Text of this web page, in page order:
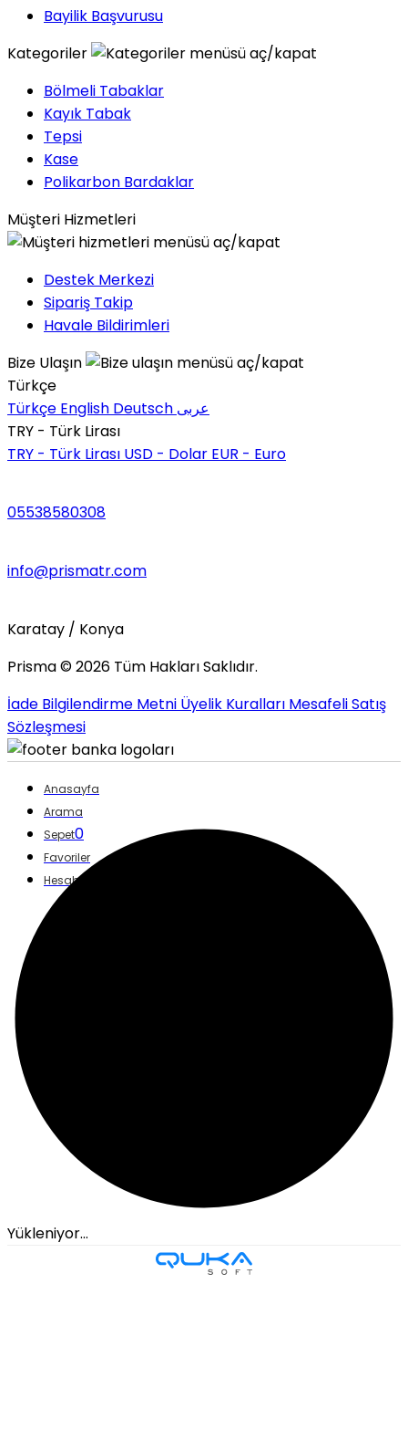
Bayilik Başvurusu
Kategoriler
Bölmeli Tabaklar
Kayık Tabak
Tepsi
Kase
Polikarbon Bardaklar
Müşteri Hizmetleri
Destek Merkezi
Sipariş Takip
Havale Bildirimleri
Bize Ulaşın
Türkçe
Türkçe English Deutsch عربى
TRY - Türk Lirası
TRY - Türk Lirası USD - Dolar EUR - Euro
05538580308
info@prismatr.com
Karatay / Konya
Prisma ©2026 Tüm Hakları Saklıdır.
İade Bilgilendirme Metni Üyelik Kuralları Mesafeli Satış
Sözleşmesi
Anasayfa
Arama
Sepet0
Favoriler
Hesabım
Yükleniyor...